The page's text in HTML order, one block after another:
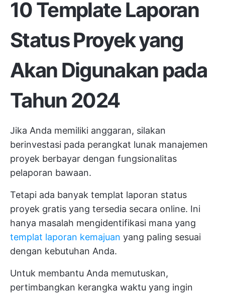
10 Template Laporan
Status Proyek yang
Akan Digunakan pada
Tahun 2024
Jika Anda memiliki anggaran, silakan
berinvestasi pada perangkat lunak manajemen
proyek berbayar dengan fungsionalitas
pelaporan bawaan.
Tetapi ada banyak templat laporan status
proyek gratis yang tersedia secara online. Ini
hanya masalah mengidentifikasi mana yang
templat laporan kemajuan yang paling sesuai
dengan kebutuhan Anda.
Untuk membantu Anda memutuskan,
pertimbangkan kerangka waktu yang ingin